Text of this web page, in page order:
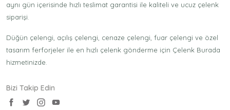
aynı gün içerisinde hızlı teslimat garantisi ile kaliteli ve ucuz çelenk
siparişi.
Düğün çelengi, açılış çelengi, cenaze çelengi, fuar çelengi ve özel
tasarım ferforjeler ile en hızlı çelenk gönderme için Çelenk Burada
hizmetinizde.
Bizi Takip Edin